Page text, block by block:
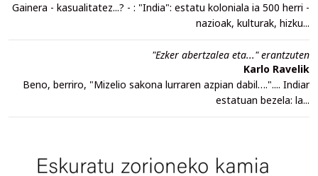
Gainera - kasualitatez...? - : "India": estatu koloniala ia 500 herri -
nazioak, kulturak, hizku...
"Ezker abertzalea eta..." erantzuten
Karlo Ravelik
Beno, berriro, "Mizelio sakona lurraren azpian dabil….".... Indiar
estatuan bezela: la...